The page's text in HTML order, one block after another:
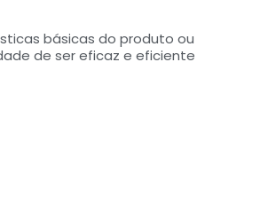
básicas do produto ou
de ser eficaz e eficiente